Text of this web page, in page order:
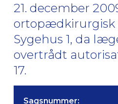
21. december
ortopædkirurgisk
Sygehus 1, da
overtrådt
17.
Sagsnummer: